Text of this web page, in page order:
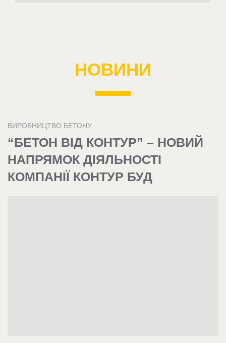
НОВИНИ
ВИРОБНИЦТВО БЕТОНУ
“БЕТОН ВІД КОНТУР” – НОВИЙ
НАПРЯМОК ДІЯЛЬНОСТІ
КОМПАНІЇ КОНТУР БУД